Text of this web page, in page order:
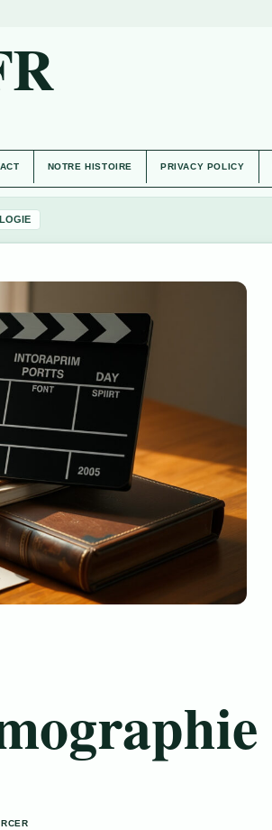
NOTRE HISTOIRE PRIVACY POLICY